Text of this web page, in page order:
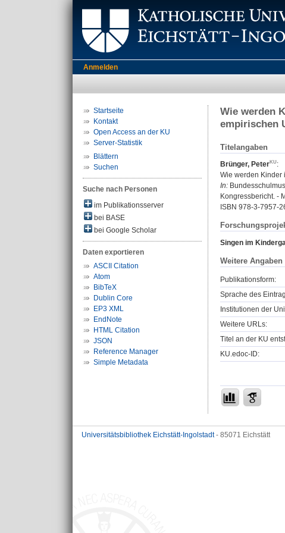
Anmelden
Startseite
Kontakt
Open Access an der KU
Server-Statistik
Blättern
Suchen
Suche nach Personen
im Publikationsserver
bei BASE
bei Google Scholar
Daten exportieren
ASCII Citation
Atom
BibTeX
Dublin Core
EP3 XML
EndNote
HTML Citation
JSON
Reference Manager
Simple Metadata
Wie werden
empirischen
Titelangaben
Brünger, Peter
:
Wie werden Kinder
In:
Kongressbericht. -
ISBN 978-3-7957-
Singen im
Weitere Angaben
Publikationsform:
Sprache des
Institutionen der
Weitere URLs:
Titel an der KU
KU.edoc-ID:
Universitätsbibliothek Eichstätt-Ingolstadt- 85071 Eichstätt